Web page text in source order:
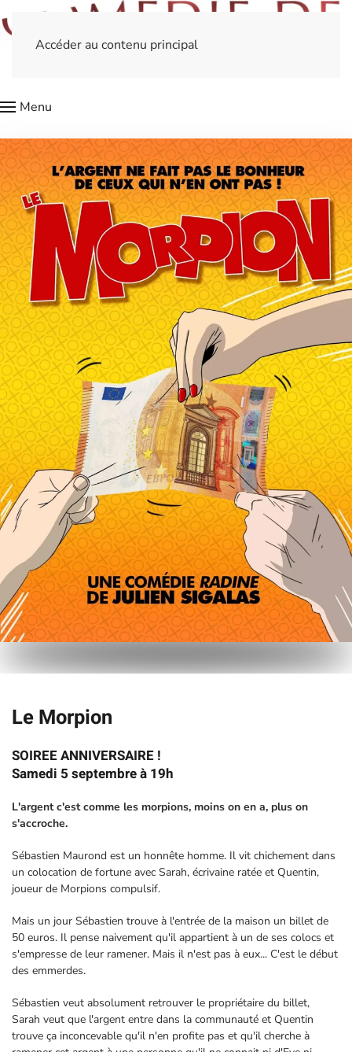
Accéder au contenu principal
Menu
Le Morpion
SOIREE ANNIVERSAIRE !
Samedi 5 septembre à 19h
L'argent c'est comme les morpions, moins on en a, plus on
s'accroche.
Sébastien Maurond est un honnête homme. Il vit chichement dans
un colocation de fortune avec Sarah, écrivaine ratée et Quentin,
joueur de Morpions compulsif.
Mais un jour Sébastien trouve à l'entrée de la maison un billet de
50 euros. Il pense naivement qu'il appartient à un de ses colocs et
s'empresse de leur ramener. Mais il n'est pas à eux... C'est le début
des emmerdes.
Sébastien veut absolument retrouver le propriétaire du billet,
Sarah veut que l'argent entre dans la communauté et Quentin
trouve ça inconcevable qu'il n'en profite pas et qu'il cherche à